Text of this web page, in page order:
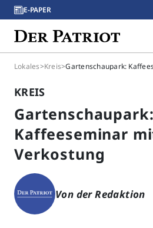
E-PAPER
Lokales>Kreis>Gartenschaupark:
KREIS
Gartenschaupark:
Kaffeeseminar
Verkostung
Von der Redaktion